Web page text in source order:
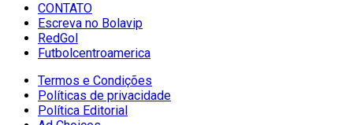
CONTATO
Escreva no Bolavip
RedGol
Futbolcentroamerica
Termos e Condições
Políticas de privacidade
Política Editorial